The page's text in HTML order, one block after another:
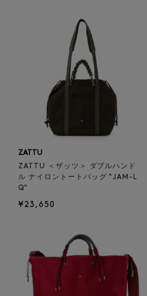
ZATTU
ZATTU ＜ザッツ＞ ダブルハンド
ル ナイロントートバッグ "JAM-L
Q"
¥23,650